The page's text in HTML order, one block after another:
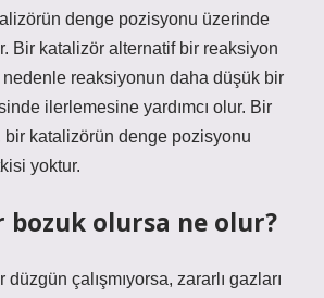
denge pozisyonu üzerinde
Bir katalizör alternatif bir reaksiyon
reaksiyonun daha düşük bir
ilerlemesine yardımcı olur. Bir
katalizörün denge pozisyonu
yoktur.
bozuk olursa ne olur?
çalışmıyorsa, zararlı gazları